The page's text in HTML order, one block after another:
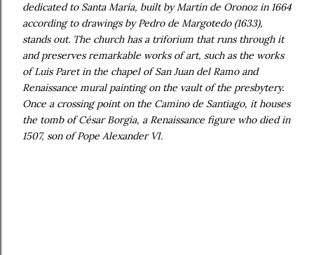
dedicated to Santa María, built by Martín de Oronoz in 1664
according to drawings by Pedro de Margotedo (1633),
stands out. The church has a triforium that runs through it
and preserves remarkable works of art, such as the works
of Luis Paret in the chapel of San Juan del Ramo and
Renaissance mural painting on the vault of the presbytery.
Once a crossing point on the Camino de Santiago, it houses
the tomb of César Borgia, a Renaissance figure who died in
1507, son of Pope Alexander VI.